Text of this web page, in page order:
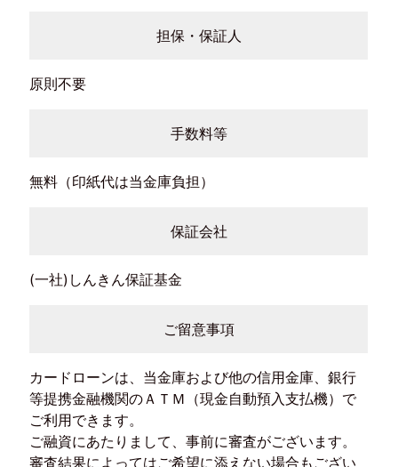
担保・保証人
原則不要
手数料等
無料（印紙代は当金庫負担）
保証会社
(一社)しんきん保証基金
ご留意事項
カードローンは、当金庫および他の信用金庫、銀行
等提携金融機関のＡＴＭ（現金自動預入支払機）で
ご利用できます。
ご融資にあたりまして、事前に審査がございます。
審査結果によってはご希望に添えない場合もござい